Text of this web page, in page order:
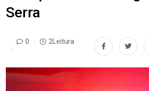
Serra
0 2Leitura